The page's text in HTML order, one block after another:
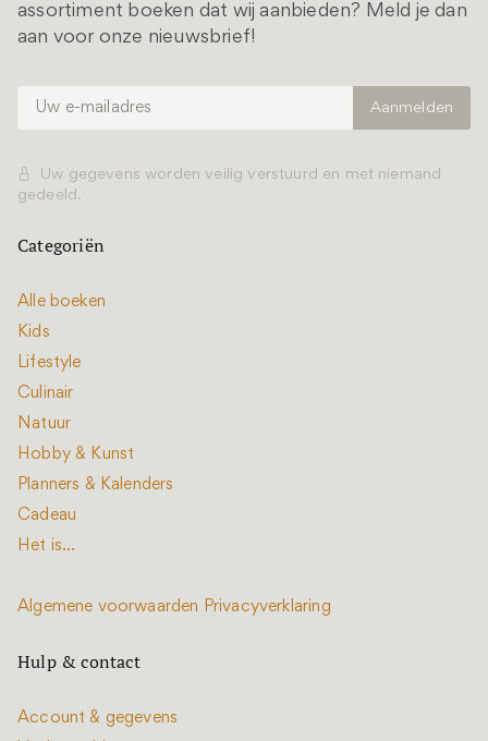
assortiment boeken dat wij aanbieden? Meld je dan
aan voor onze nieuwsbrief!
Uw gegevens worden veilig verstuurd en met niemand
gedeeld.
Categoriën
Alle boeken
Kids
Lifestyle
Culinair
Natuur
Hobby & Kunst
Planners & Kalenders
Cadeau
Het is...
Algemene voorwaarden Privacyverklaring
Hulp & contact
Account & gegevens